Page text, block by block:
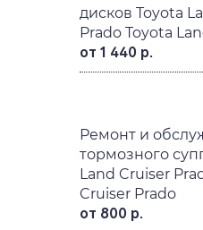
дисков Toyota
Prado Toyota
от 1 440 р.
Ремонт и
тормозного
Land Cruiser
Cruiser Prado
от 800 р.